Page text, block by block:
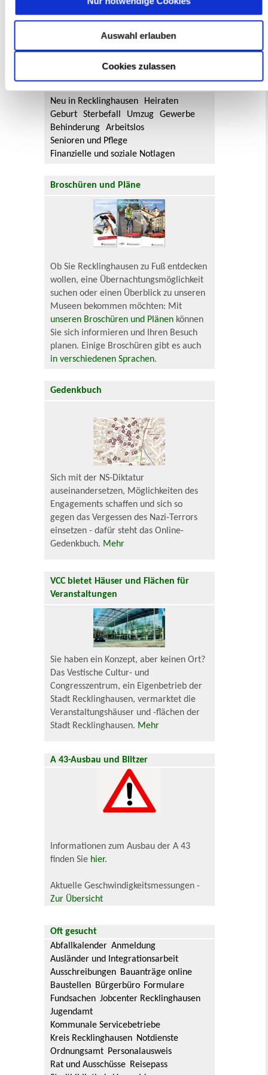
Cookies zulassen
Auswahl erlauben
Aktuelle Bürgerbeteiligungen zu
Flächennutzungsplan-Änderungen finden
Sie hier.
Lebenslagen
Neu in Recklinghausen
Heiraten
Geburt
Sterbefall Umzug
Gewerbe
Behinderung
Arbeitslos
Senioren und Pflege
Finanzielle und soziale Notlagen
Broschüren und Pläne
Ob Sie Recklinghausen zu Fuß entdecken
wollen, eine Übernachtungsmöglichkeit
suchen oder einen Überblick zu unseren
Museen bekommen möchten: Mit
unseren Broschüren und Plänen können
Sie sich informieren und Ihren Besuch
planen. Einige Broschüren gibt es auch
in verschiedenen Sprachen.
Gedenkbuch
Sich mit der NS-Diktatur
auseinandersetzen, Möglichkeiten des
Engagements schaffen und sich so
gegen das Vergessen des Nazi-Terrors
einsetzen - dafür steht das Online-
Gedenkbuch. Mehr
VCC bietet Häuser und Flächen für
Veranstaltungen
Sie haben ein Konzept, aber keinen Ort?
Das Vestische Cultur- und
Congresszentrum, ein Eigenbetrieb der
Stadt Recklinghausen, vermarktet die
Veranstaltungshäuser und -flächen der
Stadt Recklinghausen. Mehr
A 43-Ausbau und Blitzer
Informationen zum Ausbau der A 43
finden Sie hier.
Aktuelle Geschwindigkeitsmessungen -
Zur Übersicht
Oft gesucht
Abfallkalender Anmeldung
Ausländer und Integrationsarbeit
Ausschreibungen Bauanträge online
Baustellen Bürgerbüro Formulare
Fundsachen Jobcenter Recklinghausen
Jugendamt
Kommunale Servicebetriebe
Kreis Recklinghausen Notdienste
Ordnungsamt Personalausweis
Rat und Ausschüsse Reisepass